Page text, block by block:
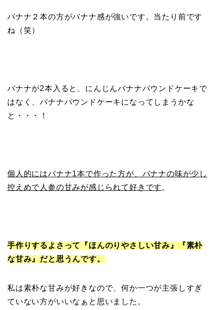
バナナ２本の方がバナナ感が強いです。当たり前です
ね（笑）
バナナが2本入ると、にんじんバナナパウンドケーキで
はなく、バナナパウンドケーキになってしまうかな
と・・・！
個人的にはバナナ1本で作った方が、バナナの味が少し
控えめで人参の甘みが感じられて好きです 。
手作りするよさって『ほんのりやさしい甘み』『素朴
な甘み』だと思うんです。
私は素朴な甘みが好きなので、何か一つが主張しすぎ
ていない方がいいなぁと思いました。